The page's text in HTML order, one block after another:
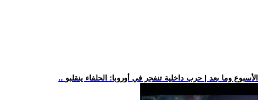
.. الأسبوع وما بعد | حرب داخلية تنفجر في أوروبا: الحلفاء ينقلبو